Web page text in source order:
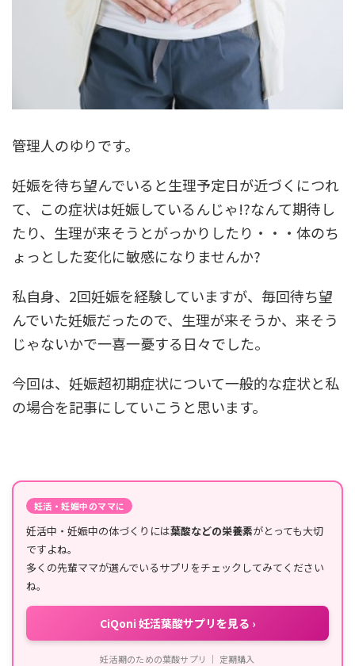
管理人のゆりです。
妊娠を待ち望んでいると生理予定日が近づくにつれ
て、この症状は妊娠しているんじゃ!?なんて期待し
たり、生理が来そうとがっかりしたり・・・体のち
ょっとした変化に敏感になりませんか?
私自身、2回妊娠を経験していますが、毎回待ち望
んでいた妊娠だったので、生理が来そうか、来そう
じゃないかで一喜一憂する日々でした。
今回は、妊娠超初期症状について一般的な症状と私
の場合を記事にしていこうと思います。
妊活・妊娠中のママに
妊活中・妊娠中の体づくりには葉酸などの栄養素がとっても大切
ですよね。
多くの先輩ママが選んでいるサプリをチェックしてみてください
ね。
CiQoni 妊活葉酸サプリを見る ›
妊活期のための葉酸サプリ ｜ 定期購入